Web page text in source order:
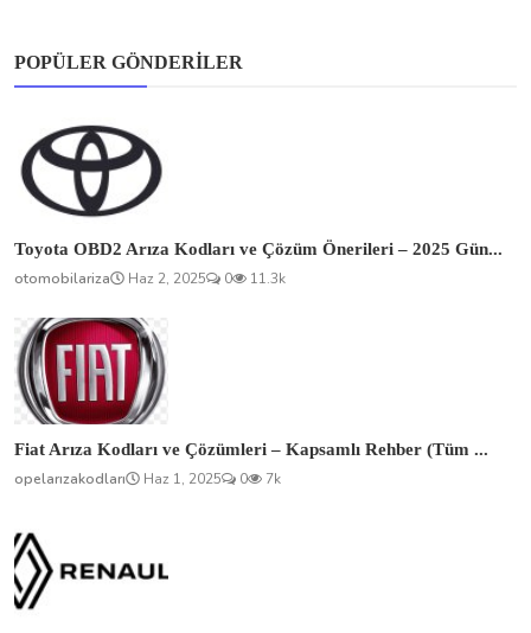
POPÜLER GÖNDERILER
Toyota OBD2 Arıza Kodları ve Çözüm Önerileri – 2025 Gün...
otomobilariza
Haz 2, 2025 0 11.3k
Fiat Arıza Kodları ve Çözümleri – Kapsamlı Rehber (Tüm ...
opelarızakodları
Haz 1, 2025 0 7k